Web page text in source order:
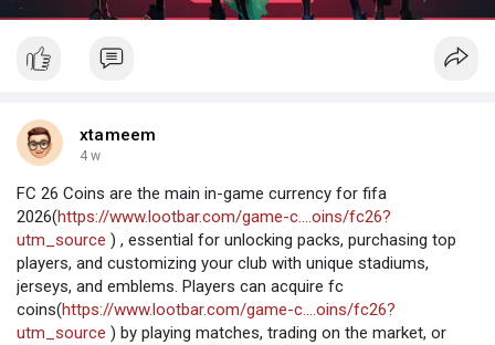
xtameem
4 w
FC 26 Coins are the main in-game currency for fifa
2026(https://www.lootbar.com/game-c....oins/fc26?
utm_source ) , essential for unlocking packs, purchasing top
players, and customizing your club with unique stadiums,
jerseys, and emblems. Players can acquire fc
coins(https://www.lootbar.com/game-c....oins/fc26?
utm_source ) by playing matches, trading on the market, or